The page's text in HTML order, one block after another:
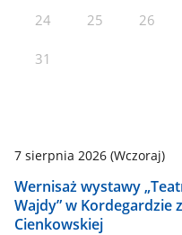
24 25 26
31
7 sierpnia 2026 (Wczoraj)
Wernisaż wystawy
Wajdy” w Kordegardzie
Cienkowskiej